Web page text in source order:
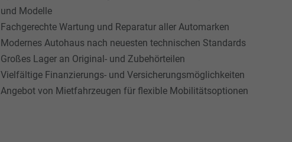
und Modelle
Fachgerechte Wartung und Reparatur aller Automarken
Modernes Autohaus nach neuesten technischen Standards
Großes Lager an Original- und Zubehörteilen
Vielfältige Finanzierungs- und Versicherungsmöglichkeiten
Angebot von Mietfahrzeugen für flexible Mobilitätsoptionen